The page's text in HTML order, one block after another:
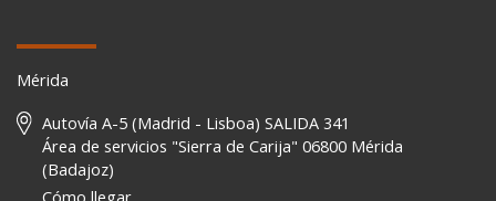
Mérida
Autovía A-5 (Madrid - Lisboa) SALIDA 341
Área de servicios "Sierra de Carija" 06800 Mérida
(Badajoz)